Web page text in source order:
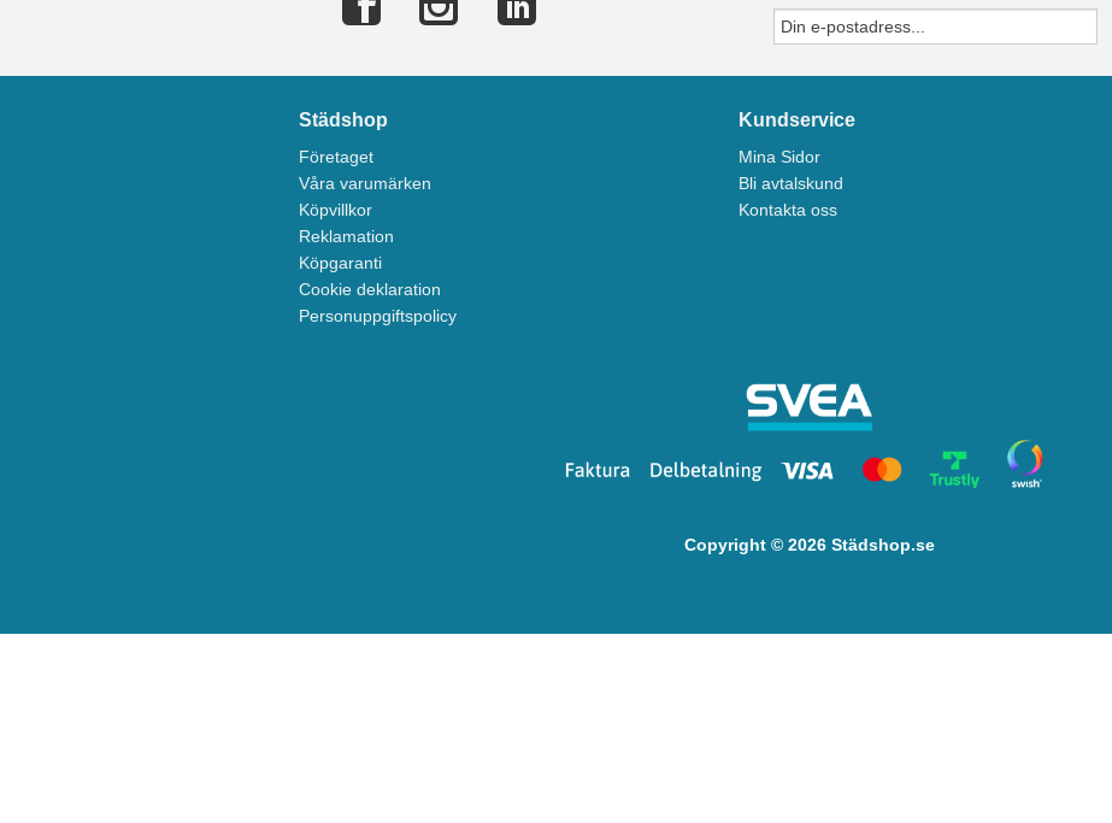
Städshop
Företaget
Våra varumärken
Köpvillkor
Reklamation
Köpgaranti
Cookie deklaration
Personuppgiftspolicy
Kundservice
Mina Sidor
Bli avtalskund
Kontakta oss
Copyright © 2026 Städshop.se